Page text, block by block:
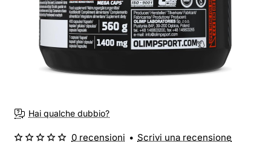
Hai qualche dubbio?
0 recensioni • Scrivi una recensione